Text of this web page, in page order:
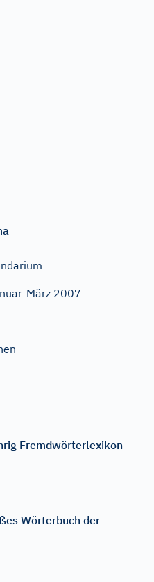
März 2007
Fremdwörterlexikon
Wörterbuch der